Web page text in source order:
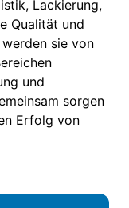
Lackierung,
Qualität und
sie von
und
sorgen
Erfolg von